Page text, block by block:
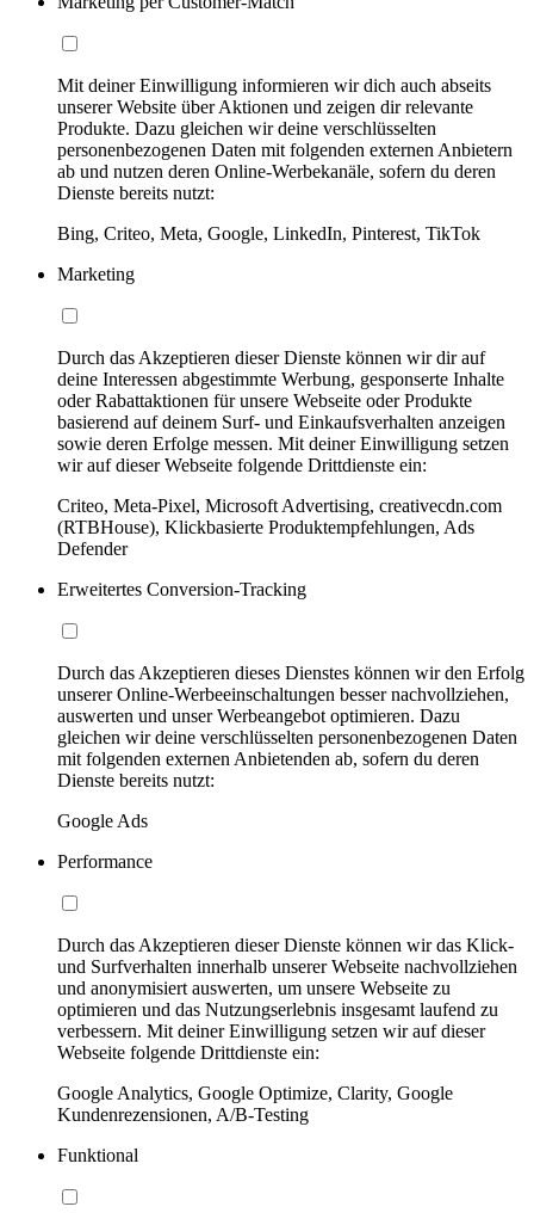
Mit deiner Einwilligung informieren wir dich auch abseits
unserer Website über Aktionen und zeigen dir relevante
Produkte. Dazu gleichen wir deine verschlüsselten
personenbezogenen Daten mit folgenden externen Anbietern
ab und nutzen deren Online-Werbekanäle, sofern du deren
Dienste bereits nutzt:
Bing, Criteo, Meta, Google, LinkedIn, Pinterest, TikTok
Marketing
Durch das Akzeptieren dieser Dienste können wir dir auf
deine Interessen abgestimmte Werbung, gesponserte Inhalte
oder Rabattaktionen für unsere Webseite oder Produkte
basierend auf deinem Surf- und Einkaufsverhalten anzeigen
sowie deren Erfolge messen. Mit deiner Einwilligung setzen
wir auf dieser Webseite folgende Drittdienste ein:
Criteo, Meta-Pixel, Microsoft Advertising, creativecdn.com
(RTBHouse), Klickbasierte Produktempfehlungen, Ads
Defender
Erweitertes Conversion-Tracking
Durch das Akzeptieren dieses Dienstes können wir den Erfolg
unserer Online-Werbeeinschaltungen besser nachvollziehen,
auswerten und unser Werbeangebot optimieren. Dazu
gleichen wir deine verschlüsselten personenbezogenen Daten
mit folgenden externen Anbietenden ab, sofern du deren
Dienste bereits nutzt:
Google Ads
Performance
Durch das Akzeptieren dieser Dienste können wir das Klick-
und Surfverhalten innerhalb unserer Webseite nachvollziehen
und anonymisiert auswerten, um unsere Webseite zu
optimieren und das Nutzungserlebnis insgesamt laufend zu
verbessern. Mit deiner Einwilligung setzen wir auf dieser
Webseite folgende Drittdienste ein:
Google Analytics, Google Optimize, Clarity, Google
Kundenrezensionen, A/B-Testing
Funktional